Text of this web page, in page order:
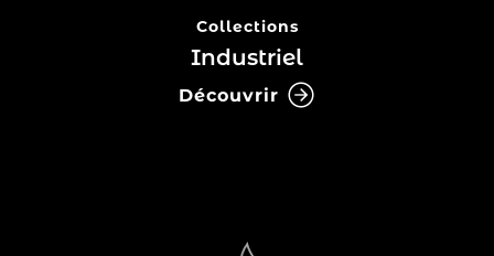
Collections
Industriel
Découvrir